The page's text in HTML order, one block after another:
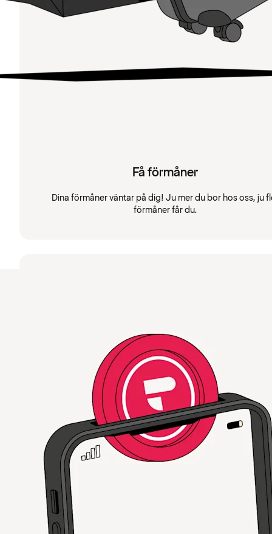
Få förmåner
Dina förmåner väntar på dig! Ju mer du bor hos oss, ju
förmåner får du.